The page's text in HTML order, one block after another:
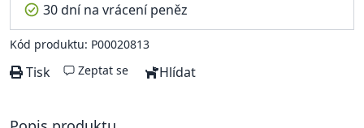
30 dní na vrácení peněz
Kód produktu: P00020813
Tisk Zeptat se Hlídat